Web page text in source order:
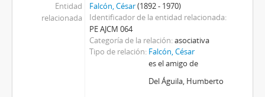
Entidad
relacionada
Falcón, César(1892 - 1970)
Identificador de la entidad relacionada
PE AJCM 064
Categoría de la relación asociativa
Tipo de relación Falcón, César
es el amigo de
Del Águila, Humberto